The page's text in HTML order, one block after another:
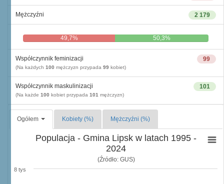
2 179
Mężczyźni
49,7% 50,3%
99
Współczynnik feminizacji
(Na każdych 100 mężczyzn przypada 99 kobiet)
101
Współczynnik maskulinizacji
(Na każde 100 kobiet przypada 101 mężczyzn)
Ogółem Kobiety (%) Mężczyźni (%)
Populacja - Gmina Lipsk w latach 1995 -
2024
(Źródło: GUS)
8 tys